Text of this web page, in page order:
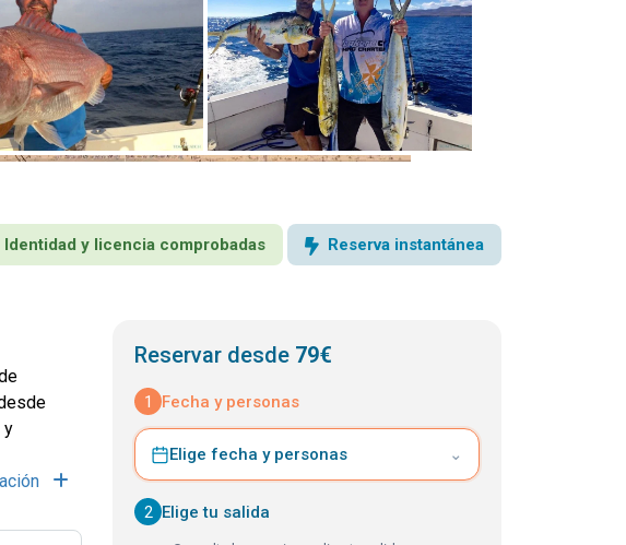
Identidad y licencia comprobadas Reserva instantánea
y
Reservar desde 79€
1 Fecha y personas
Elige fecha y personas ⌄
2 Elige tu salida